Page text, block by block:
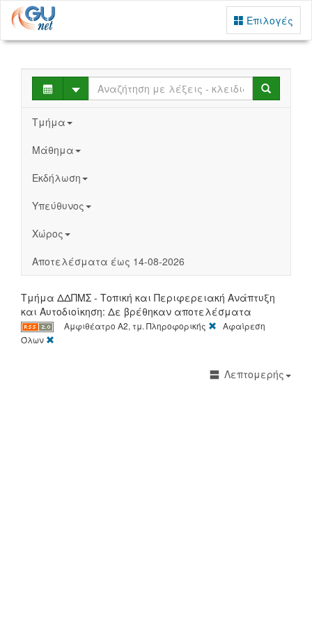
Επιλογές
Select Search
Τμήμα
Μάθημα
Εκδήλωση
Υπεύθυνος
Χώρος
Αποτελέσματα έως 14-08-2026
Τμήμα ΔΔΠΜΣ - Τοπική και Περιφερειακή Ανάπτυξη
και Αυτοδιοίκηση: Δε βρέθηκαν αποτελέσματα
Αμφιθέατρο Α2, τμ. Πληροφορικής [X]Αφαίρεση
Όλων
Λεπτομερής